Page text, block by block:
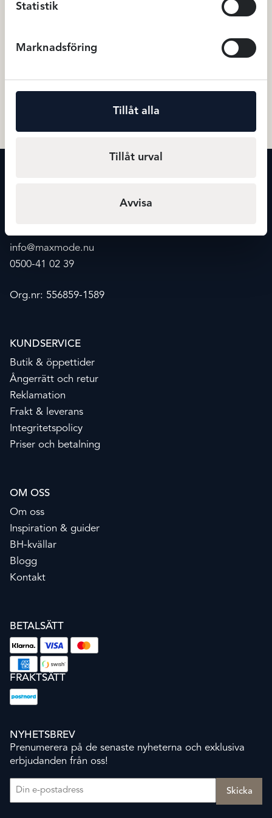
Statistik
Marknadsföring
Tillåt alla
Tillåt urval
Avvisa
Miditrosor 199kr 349
info@maxmode.nu
0500-41 02 39
Org.nr: 556859-1589
KUNDSERVICE
Butik & öppettider
Ångerrätt och retur
Reklamation
Frakt & leverans
Integritetspolicy
Priser och betalning
OM OSS
Om oss
Inspiration & guider
BH-kvällar
Blogg
Kontakt
BETALSÄTT
FRAKTSÄTT
NYHETSBREV
Prenumerera på de senaste nyheterna och exklusiva
erbjudanden från oss!